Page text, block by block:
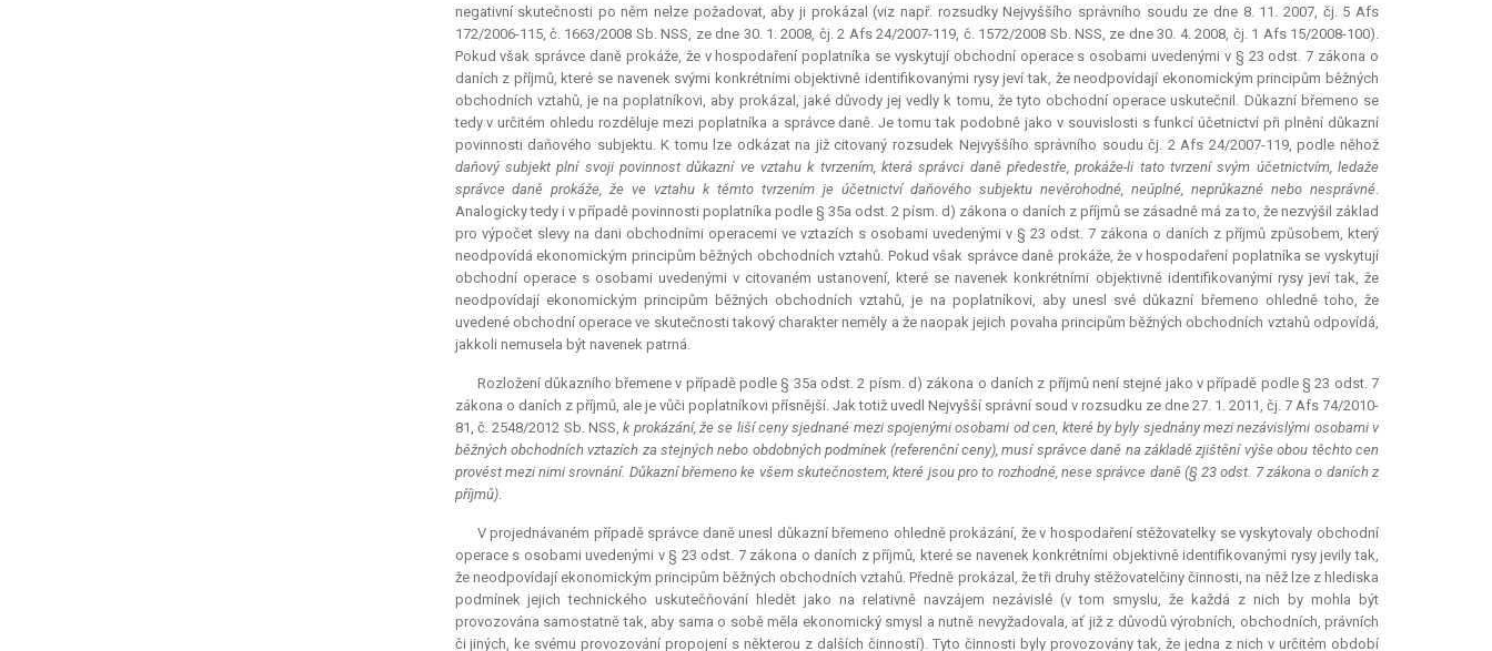
negativní skutečnosti po něm nelze požadovat, aby ji prokázal (viz např. rozsudky Nejvyššího správního soudu ze dne 8. 11. 2007, čj. 5 Afs
172/2006-115, č. 1663/2008 Sb. NSS, ze dne 30. 1. 2008, čj. 2 Afs 24/2007-119, č. 1572/2008 Sb. NSS, ze dne 30. 4. 2008, čj. 1 Afs 15/2008-100).
Pokud však správce daně prokáže, že v hospodaření poplatníka se vyskytují obchodní operace s osobami uvedenými v § 23 odst. 7 zákona o
daních z příjmů, které se navenek svými konkrétními objektivně identifikovanými rysy jeví tak, že neodpovídají ekonomickým principům běžných
obchodních vztahů, je na poplatníkovi, aby prokázal, jaké důvody jej vedly k tomu, že tyto obchodní operace uskutečnil. Důkazní břemeno se
tedy v určitém ohledu rozděluje mezi poplatníka a správce daně. Je tomu tak podobně jako v souvislosti s funkcí účetnictví při plnění důkazní
povinnosti daňového subjektu. K tomu lze odkázat na již citovaný rozsudek Nejvyššího správního soudu čj. 2 Afs 24/2007-119, podle něhož
daňový subjekt plní svoji povinnost důkazní ve vztahu k tvrzením, která správci daně předestře, prokáže-li tato tvrzení svým účetnictvím, ledaže
správce daně prokáže, že ve vztahu k těmto tvrzením je účetnictví daňového subjektu nevěrohodné, neúplné, neprůkazné nebo nesprávné.
Analogicky tedy i v případě povinnosti poplatníka podle § 35a odst. 2 písm. d) zákona o daních z příjmů se zásadně má za to, že nezvýšil základ
pro výpočet slevy na dani obchodními operacemi ve vztazích s osobami uvedenými v § 23 odst. 7 zákona o daních z příjmů způsobem, který
neodpovídá ekonomickým principům běžných obchodních vztahů. Pokud však správce daně prokáže, že v hospodaření poplatníka se vyskytují
obchodní operace s osobami uvedenými v citovaném ustanovení, které se navenek konkrétními objektivně identifikovanými rysy jeví tak, že
neodpovídají ekonomickým principům běžných obchodních vztahů, je na poplatníkovi, aby unesl své důkazní břemeno ohledně toho, že
uvedené obchodní operace ve skutečnosti takový charakter neměly a že naopak jejich povaha principům běžných obchodních vztahů odpovídá,
jakkoli nemusela být navenek patrná.
Rozložení důkazního břemene v případě podle § 35a odst. 2 písm. d) zákona o daních z příjmů není stejné jako v případě podle § 23 odst. 7
zákona o daních z příjmů, ale je vůči poplatníkovi přísnější. Jak totiž uvedl Nejvyšší správní soud v rozsudku ze dne 27. 1. 2011, čj. 7 Afs 74/2010-
81, č. 2548/2012 Sb. NSS,k prokázání, že se liší ceny sjednané mezi spojenými osobami od cen, které by byly sjednány mezi nezávislými osobami v
běžných obchodních vztazích za stejných nebo obdobných podmínek (referenční ceny), musí správce daně na základě zjištění výše obou těchto cen
provést mezi nimi srovnání. Důkazní břemeno ke všem skutečnostem, které jsou pro to rozhodné, nese správce daně (§ 23 odst. 7 zákona o daních z
příjmů).
V projednávaném případě správce daně unesl důkazní břemeno ohledně prokázání, že v hospodaření stěžovatelky se vyskytovaly obchodní
operace s osobami uvedenými v § 23 odst. 7 zákona o daních z příjmů, které se navenek konkrétními objektivně identifikovanými rysy jevily tak,
že neodpovídají ekonomickým principům běžných obchodních vztahů. Předně prokázal, že tři druhy stěžovatelčiny činnosti, na něž lze z hlediska
podmínek jejich technického uskutečňování hledět jako na relativně navzájem nezávislé (v tom smyslu, že každá z nich by mohla být
provozována samostatně tak, aby sama o sobě měla ekonomický smysl a nutně nevyžadovala, ať již z důvodů výrobních, obchodních, právních
či jiných, ke svému provozování propojení s některou z dalších činností). Tyto činnosti byly provozovány tak, že jedna z nich v určitém období